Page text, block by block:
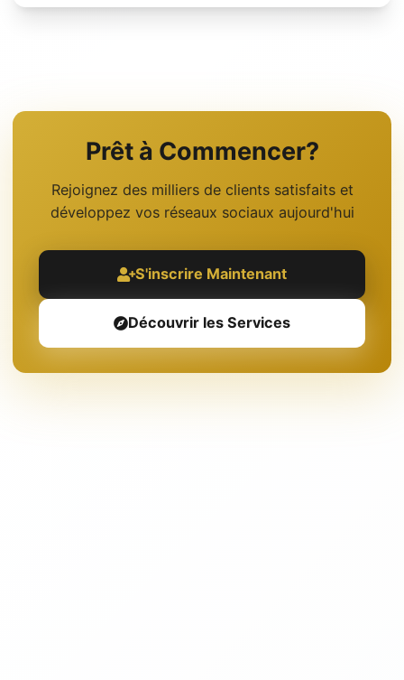
Prêt à Commencer?
Rejoignez des milliers de clients satisfaits et
développez vos réseaux sociaux aujourd'hui
S'inscrire Maintenant
Découvrir les Services